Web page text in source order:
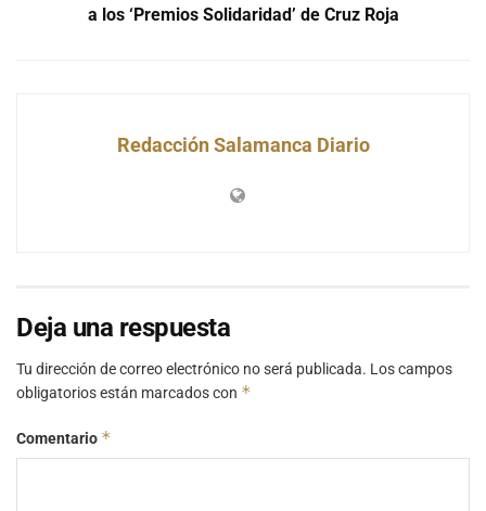
a los ‘Premios Solidaridad’ de Cruz Roja
Redacción Salamanca Diario
Deja una respuesta
Tu dirección de correo electrónico no será publicada. Los campos
obligatorios están marcados con *
Comentario *